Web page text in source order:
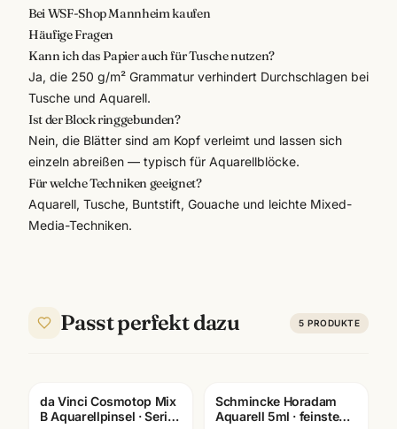
Bei WSF-Shop Mannheim kaufen
Häufige Fragen
Kann ich das Papier auch für Tusche nutzen?
Ja, die 250 g/m² Grammatur verhindert Durchschlagen bei
Tusche und Aquarell.
Ist der Block ringgebunden?
Nein, die Blätter sind am Kopf verleimt und lassen sich
einzeln abreißen — typisch für Aquarellblöcke.
Für welche Techniken geeignet?
Aquarell, Tusche, Buntstift, Gouache und leichte Mixed-
Media-Techniken.
Passt perfekt dazu 5 PRODUKTE
da Vinci Cosmotop Mix
B Aquarellpinsel · Serie
Schmincke Horadam
Aquarell 5ml · feinste